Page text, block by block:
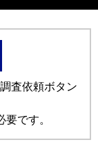
査依頼ボタン
です。